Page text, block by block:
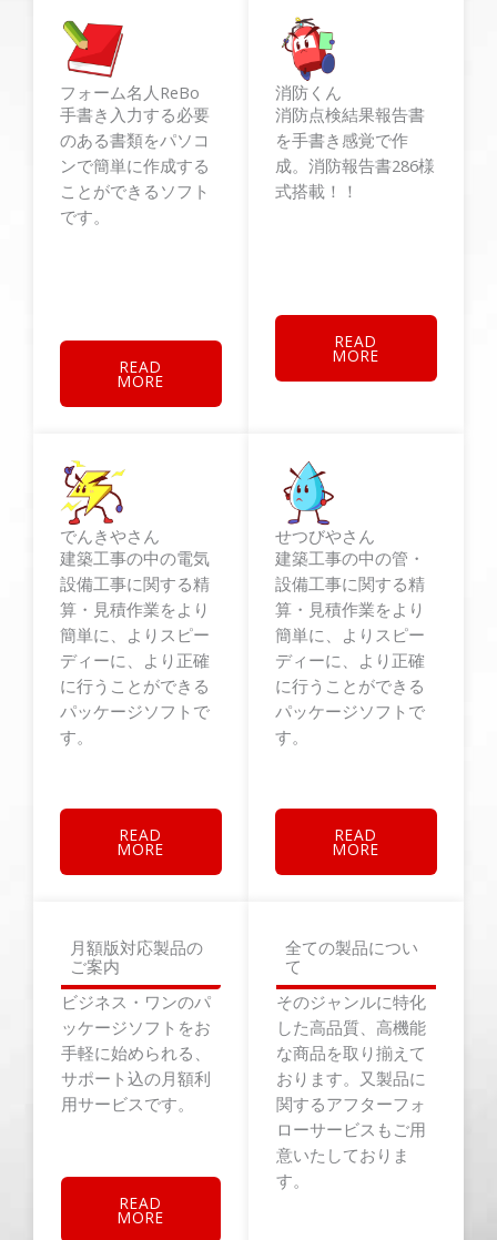
お知らせ
2026/04/02
『消防くんV4』更新しました（
対応）
2026/02/25
イベント
【建設業＆設備業DXフェア
2026/02/25
お知らせ
【お詫び】ホームページサ
について
2026/02/25
お知らせ
年末年始の当社サポートセ
2026/02/25
フォーム名人ReBo​
手書き入力する必要
のある書類をパソコ
ンで簡単に作成する
ことができるソフト
です。
READ
MORE
消防くん
消防点検結果報告書
を手書き感覚で作
成。消防報告書286様
式搭載！！
READ
MORE
でんきやさん
建築工事の中の電気
設備工事に関する精
算・見積作業をより
簡単に、よりスピー
ディーに、より正確
に行うことができる
パッケージソフトで
す。
READ
MORE
せつびやさん
建築工事の中の管・
設備工事に関する精
算・見積作業をより
簡単に、よりスピー
ディーに、より正確
に行うことができる
パッケージソフトで
す。
READ
MORE
月額版対応製品の
ご案内
ビジネス・ワンのパ
ッケージソフトをお
手軽に始められる、
サポート込の月額利
用サービスです。
READ
MORE
全ての製品につい
て
そのジャンルに特化
した高品質、高機能
な商品を取り揃えて
おります。又製品に
関するアフターフォ
ローサービスもご用
意いたしておりま
す。